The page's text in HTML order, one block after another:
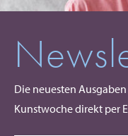
Die neuesten
Kunstwoche direkt per